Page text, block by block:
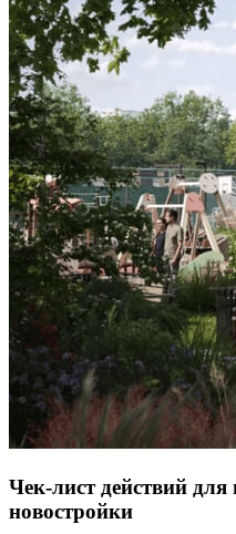
Чек-лист действий
новостройки